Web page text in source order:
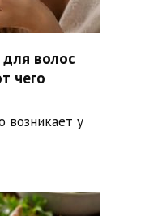
волос
чего
возникает у